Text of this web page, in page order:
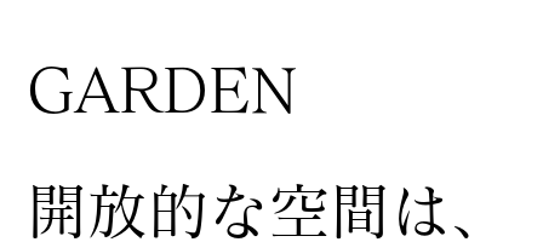
GARDEN
開放的な空間は、